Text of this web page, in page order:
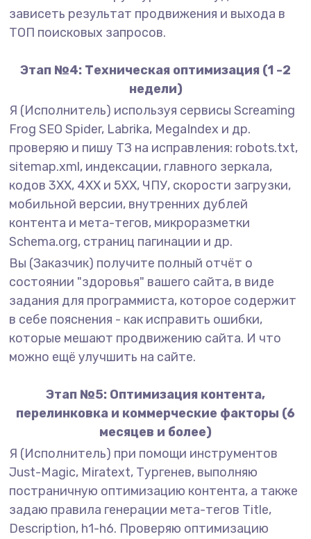
зависеть результат продвижения и выхода в
ТОП поисковых запросов.
Этап №4: Техническая оптимизация (1 -2
недели)
Я (Исполнитель) используя сервисы Screaming
Frog SEO Spider, Labrika, MegaIndex и др.
проверяю и пишу ТЗ на исправления: robots.txt,
sitemap.xml, индексации, главного зеркала,
кодов 3XX, 4XX и 5XX, ЧПУ, скорости загрузки,
мобильной версии, внутренних дублей
контента и мета-тегов, микроразметки
Schema.org, страниц пагинации и др.
Вы (Заказчик) получите полный отчёт о
состоянии "здоровья" вашего сайта, в виде
задания для программиста, которое содержит
в себе пояснения - как исправить ошибки,
которые мешают продвижению сайта. И что
можно ещё улучшить на сайте.
Этап №5: Оптимизация контента,
перелинковка и коммерческие факторы (6
месяцев и более)
Я (Исполнитель) при помощи инструментов
Just-Magic, Miratext, Тургенев, выполняю
постраничную оптимизацию контента, а также
задаю правила генерации мета-тегов Title,
Description, h1-h6. Проверяю оптимизацию